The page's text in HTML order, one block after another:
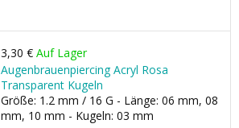
3,30 € Auf Lager
Augenbrauenpiercing Acryl Rosa
Transparent Kugeln
Größe: 1.2 mm / 16 G - Länge: 06 mm, 08
mm, 10 mm - Kugeln: 03 mm